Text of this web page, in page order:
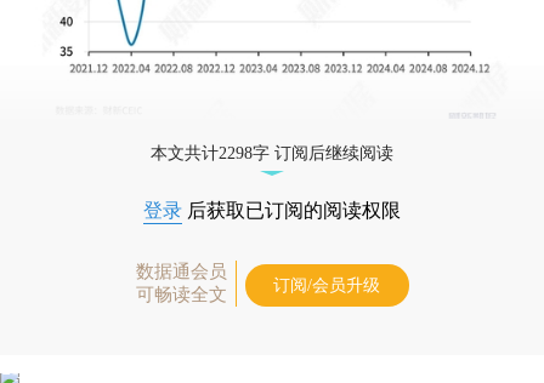
本文共计2298字 订阅后继续阅读
登录 后获取已订阅的阅读权限
数据通会员
可畅读全文
订阅/会员升级